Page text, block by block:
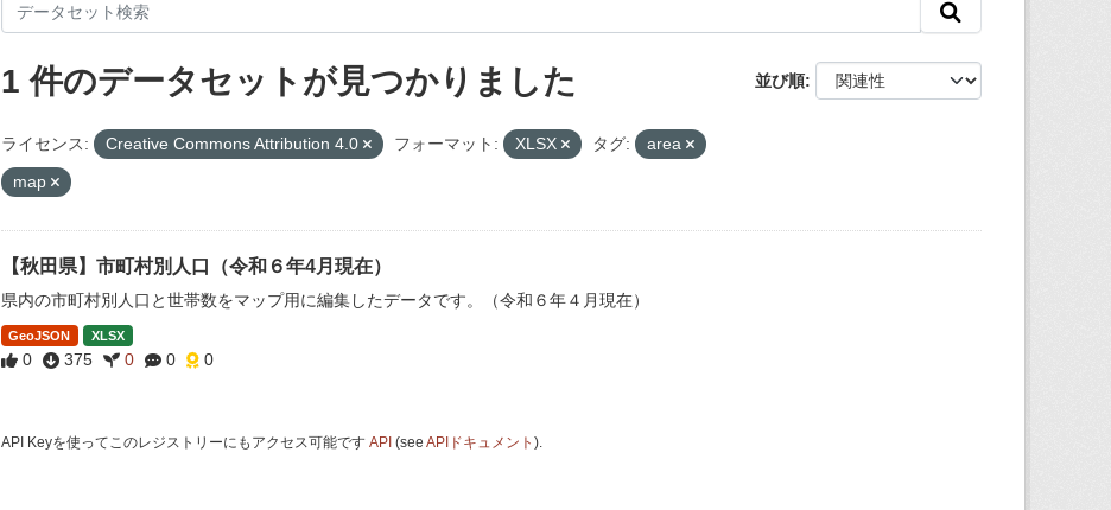
並び順
1 件のデータセットが見つかりました
ライセンス: Creative Commons Attribution 4.0 フォーマット: XLSX タグ:
area
map
【秋田県】市町村別人口（令和６年4月現在）
県内の市町村別人口と世帯数をマップ用に編集したデータです。（令和６年４月現在）
GeoJSON XLSX
0 375 0 0 0
API Keyを使ってこのレジストリーにもアクセス可能です API (see APIドキュメント ).